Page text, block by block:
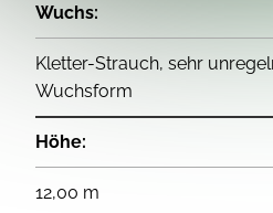
Wuchs:
Kletter-Strauch, sehr
Wuchsform
Höhe:
12,00 m